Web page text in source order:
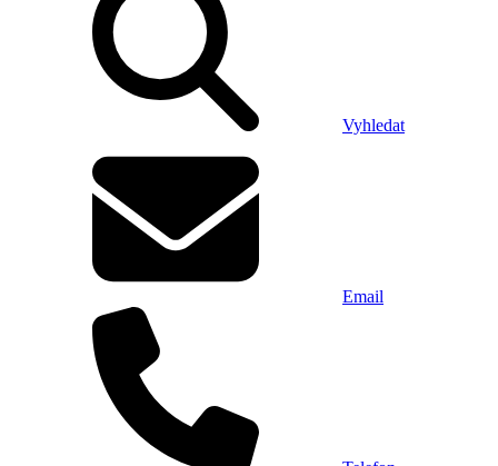
Vyhledat
Email